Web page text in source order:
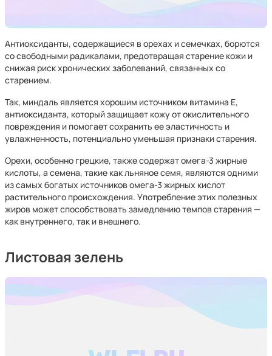
Антиоксиданты, содержащиеся в орехах и семечках, борются
со свободными радикалами, предотвращая старение кожи и
снижая риск хронических заболеваний, связанных со
старением.
Так, миндаль является хорошим источником витамина Е,
антиоксиданта, который защищает кожу от окислительного
повреждения и помогает сохранить ее эластичность и
увлажненность, потенциально уменьшая признаки старения.
Орехи, особенно грецкие, также содержат омега-3 жирные
кислоты, а семена, такие как льняное семя, являются одними
из самых богатых источников омега-3 жирных кислот
растительного происхождения. Употребление этих полезных
жиров может способствовать замедлению темпов старения —
как внутреннего, так и внешнего.
Листовая зелень